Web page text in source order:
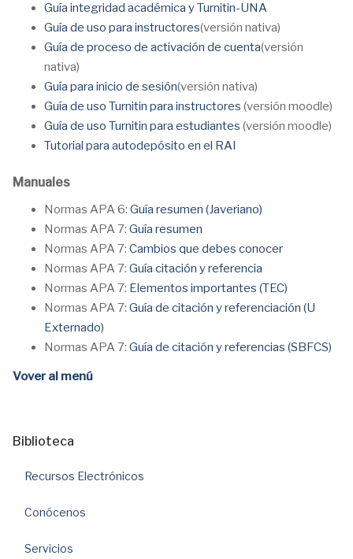
Guía integridad académica y Turnitin-UNA
Guía de uso para instructores(versión nativa)
Guía de proceso de activación de cuenta(versión
nativa)
Guía para inicio de sesión(versión nativa)
Guía de uso Turnitin para instructores (versión moodle)
Guía de uso Turnitin para estudiantes (versión moodle)
Tutorial para autodepósito en el RAI
Manuales
Normas APA 6: Guía resumen (Javeriano)
Normas APA 7: Guía resumen
Normas APA 7: Cambios que debes conocer
Normas APA 7: Guía citación y referencia
Normas APA 7: Elementos importantes (TEC)
Normas APA 7: Guía de citación y referenciación (U
Externado)
Normas APA 7: Guía de citación y referencias (SBFCS)
Vover al menú
Biblioteca
Recursos Electrónicos
Conócenos
Servicios